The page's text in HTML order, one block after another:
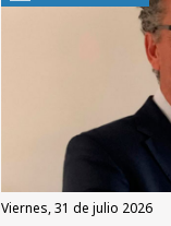
viernes, 31 de julio 2026